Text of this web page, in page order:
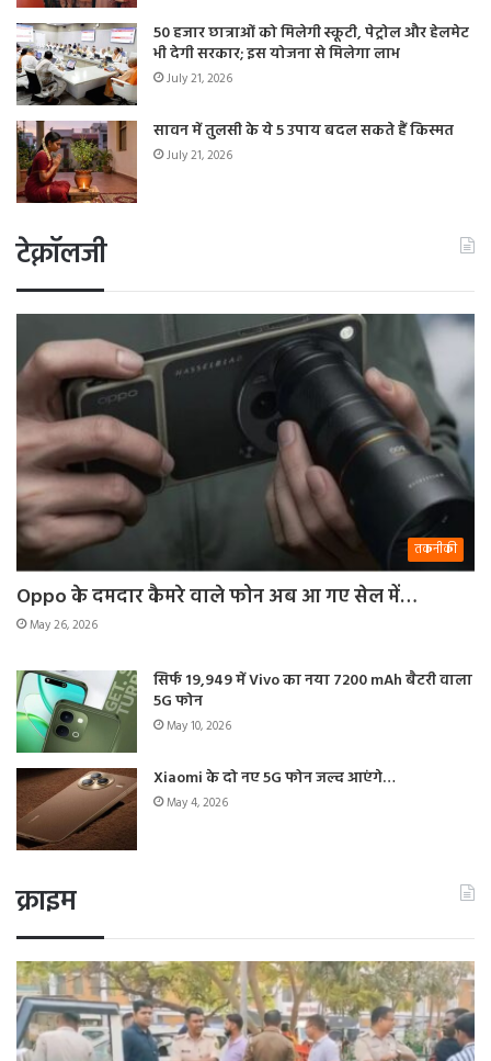
50 हजार छात्राओं को मिलेगी स्कूटी, पेट्रोल और हेलमेट
भी देगी सरकार; इस योजना से मिलेगा लाभ
July 21, 2026
सावन में तुलसी के ये 5 उपाय बदल सकते हैं किस्मत
July 21, 2026
टेक्नॉलजी
तकनीकी
Oppo के दमदार कैमरे वाले फोन अब आ गए सेल में…
May 26, 2026
सिर्फ 19,949 में Vivo का नया 7200 mAh बैटरी वाला
5G फोन
May 10, 2026
Xiaomi के दो नए 5G फोन जल्द आएंगे…
May 4, 2026
क्राइम